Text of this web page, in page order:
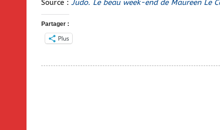
Source :Judo. Le beau week-end de Maureen Le
Partager :
Plus